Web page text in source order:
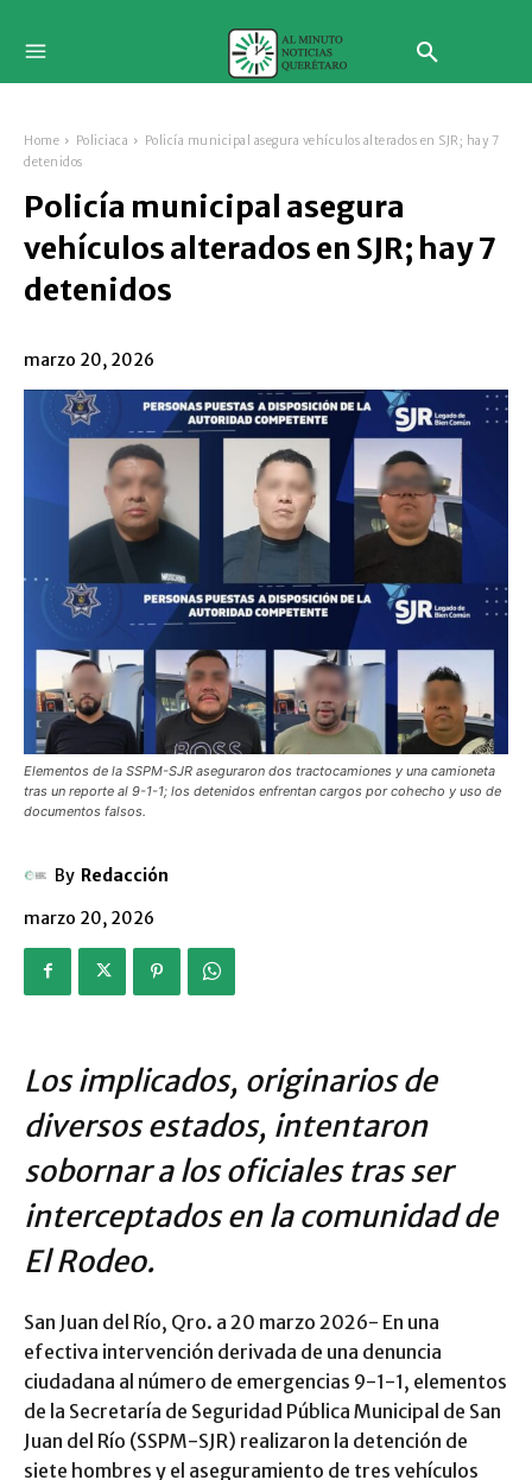
Home Policiaca
Policía municipal asegura vehículos alterados en SJR; hay 7
detenidos
Policía municipal asegura
vehículos alterados en SJR; hay 7
detenidos
marzo 20, 2026
Elementos de la SSPM-SJR aseguraron dos tractocamiones y una camioneta
tras un reporte al 9-1-1; los detenidos enfrentan cargos por cohecho y uso de
documentos falsos.
By Redacción
marzo 20, 2026
Los implicados, originarios de
diversos estados, intentaron
sobornar a los oficiales tras ser
interceptados en la comunidad de
El Rodeo.
San Juan del Río, Qro. a 20 marzo 2026- En una
efectiva intervención derivada de una denuncia
ciudadana al número de emergencias 9-1-1, elementos
de la Secretaría de Seguridad Pública Municipal de San
Juan del Río (SSPM-SJR) realizaron la detención de
siete hombres y el aseguramiento de tres vehículos